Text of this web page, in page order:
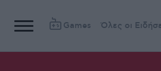
Games Όλες οι